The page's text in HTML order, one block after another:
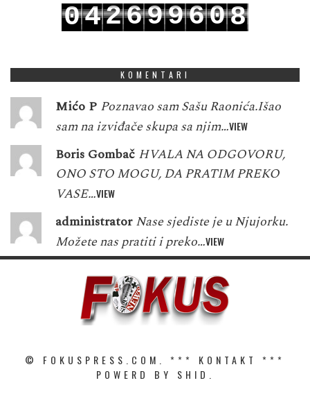
042699608
KOMENTARI
Mićo P Poznavao sam Sašu Raonića.Išao
sam na izviđače skupa sa njim…VIEW
Boris Gombač HVALA NA ODGOVORU,
ONO STO MOGU, DA PRATIM PREKO
VASE…VIEW
administrator Nase sjediste je u Njujorku.
Možete nas pratiti i preko…VIEW
© FOKUSPRESS.COM. *** KONTAKT
***
POWERD BY SHID.